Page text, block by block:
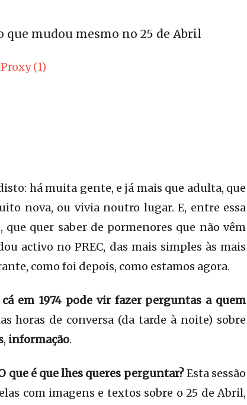
que mudou mesmo no 25 de Abril
há muita gente, e já mais que adulta, que
nova, ou vivia noutro lugar. E, entre essa
que quer saber de pormenores que não vêm
activo no PREC, das mais simples às mais
como foi depois, como estamos agora.
em 1974 pode vir fazer perguntas a quem
horas de conversa (da tarde à noite) sobre
, informação.
que é que lhes queres perguntar?Esta sessão
com imagens e textos sobre o 25 de Abril,